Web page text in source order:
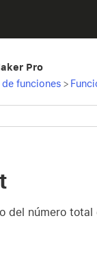
Pro
de funciones >
del número